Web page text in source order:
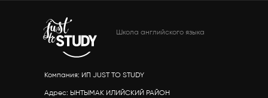
Школа английского языка
Компания: ИП JUST TO STUDY
Адрес: ЫНТЫМАК ИЛИЙСКИЙ РАЙОН